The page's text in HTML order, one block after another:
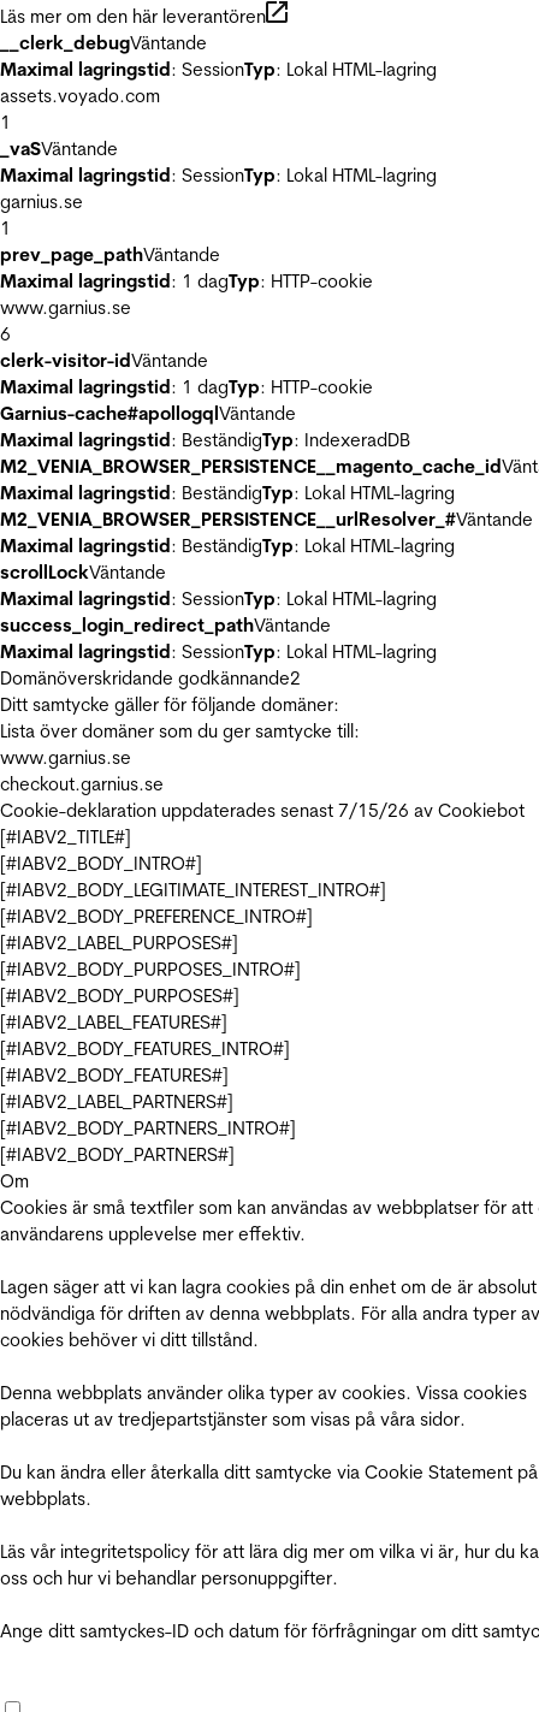
Läs mer om den här leverantören
__clerk_debugVäntande
Maximal lagringstid: SessionTyp: Lokal HTML-lagring
assets.voyado.com
1
_vaSVäntande
Maximal lagringstid: SessionTyp: Lokal HTML-lagring
garnius.se
1
prev_page_pathVäntande
Maximal lagringstid: 1 dagTyp: HTTP-cookie
www.garnius.se
6
clerk-visitor-idVäntande
Maximal lagringstid: 1 dagTyp: HTTP-cookie
Garnius-cache#apollogqlVäntande
Maximal lagringstid: BeständigTyp: IndexeradDB
M2_VENIA_BROWSER_PERSISTENCE__magento_cache_id
Maximal lagringstid: BeständigTyp: Lokal HTML-lagring
M2_VENIA_BROWSER_PERSISTENCE__urlResolver_#Väntande
Maximal lagringstid: BeständigTyp: Lokal HTML-lagring
scrollLockVäntande
Maximal lagringstid: SessionTyp: Lokal HTML-lagring
success_login_redirect_pathVäntande
Maximal lagringstid: SessionTyp: Lokal HTML-lagring
Domänöverskridande godkännande2
Ditt samtycke gäller för följande domäner:
Lista över domäner som du ger samtycke till:
www.garnius.se
checkout.garnius.se
Cookie-deklaration uppdaterades senast 7/15/26 av Cookiebot
[#IABV2_TITLE#]
[#IABV2_BODY_INTRO#]
[#IABV2_BODY_LEGITIMATE_INTEREST_INTRO#]
[#IABV2_BODY_PREFERENCE_INTRO#]
[#IABV2_LABEL_PURPOSES#]
[#IABV2_BODY_PURPOSES_INTRO#]
[#IABV2_BODY_PURPOSES#]
[#IABV2_LABEL_FEATURES#]
[#IABV2_BODY_FEATURES_INTRO#]
[#IABV2_BODY_FEATURES#]
[#IABV2_LABEL_PARTNERS#]
[#IABV2_BODY_PARTNERS_INTRO#]
[#IABV2_BODY_PARTNERS#]
Om
Cookies är små textfiler som kan användas av webbplatser för att
användarens upplevelse mer effektiv.
Lagen säger att vi kan lagra cookies på din enhet om de är absolut
nödvändiga för driften av denna webbplats. För alla andra typer av
cookies behöver vi ditt tillstånd.
Denna webbplats använder olika typer av cookies. Vissa cookies
placeras ut av tredjepartstjänster som visas på våra sidor.
Du kan ändra eller återkalla ditt samtycke via Cookie Statement
webbplats.
Läs vår integritetspolicy för att lära dig mer om vilka vi är, hur du
oss och hur vi behandlar personuppgifter.
Ange ditt samtyckes-ID och datum för förfrågningar om ditt